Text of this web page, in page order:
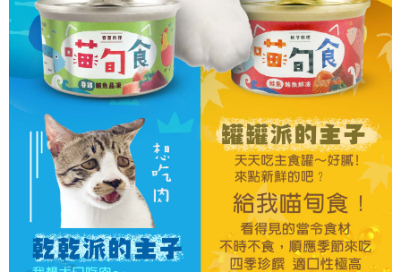
【注意事項】
１．透過由恩沛科技股份有限公司提供之「AFTEE先享後付」服務完成之交
易，需依本服務之必要範圍內提供個人資料，並將交易相關給付款項請求債
權轉讓予恩沛科技股份有限公司。
２．關於個人資料處理事宜，請瀏覽以下網址：
https://aftee.tw/terms/#terms3
３．未成年的使用者請事先徵得法定代理人或監護人之同意方可使用
「AFTEE先享後付」，若未經同意申辦者引起之損失，本公司不負相關責
４．使用「AFTEE先享後付」時，將依據個別帳號之用戶狀況，依本公司即
時審查核予不同之上限額度；若仍有額度不足之情形，本公司將視審查結果
請求用戶進行身份認證。
５．嚴禁一人註冊多個帳號或使用他人資訊註冊。若發現惡意使用之情形，
恩沛科技股份有限公司將有權停止該用戶之使用額度並採取法律行動。
每筆NT$180
貨到付款
每筆NT$95，滿NT$1,000(含以上)免運費